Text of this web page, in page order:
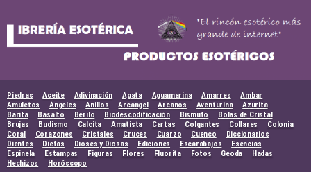
Piedras Aceite Adivinación Agata Aguamarina Amarres
Ambar
Amuletos
Ángeles Anillos Arcangel Arcanos Aventurina
Azurita
Barita
Basalto Berilo Biodescodificación Bismuto
Bolas de Cristal
Brujas
Budismo Calcita Amatista Cartas Colgantes Collares
Colonia
Coral
Corazones Cristales Cruces Cuarzo Cuenco
Diccionarios
Dientes
Dietas Dioses y Diosas Ediciones Escarabajos
Esencias
Espinela
Estampas Figuras Flores Fluorita Fotos Geoda
Hadas
Hechizos
Horóscopo